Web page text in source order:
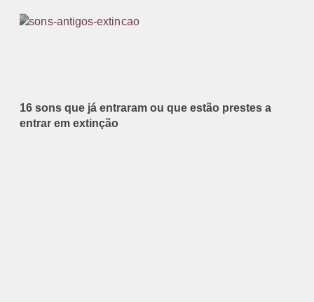
16 sons que já entraram ou que estão prestes a
entrar em extinção